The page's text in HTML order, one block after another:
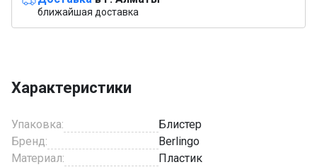
ближайшая доставка
Характеристики
Упаковка:
Блистер
Бренд:
Berlingo
Материал:
Пластик